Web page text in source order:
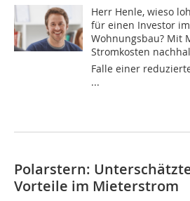
Herr Henle, wieso
für einen Investor
Wohnungsbau? Mit
Stromkosten
Falle einer
...
Polarstern:
Vorteile im Mieterstrom